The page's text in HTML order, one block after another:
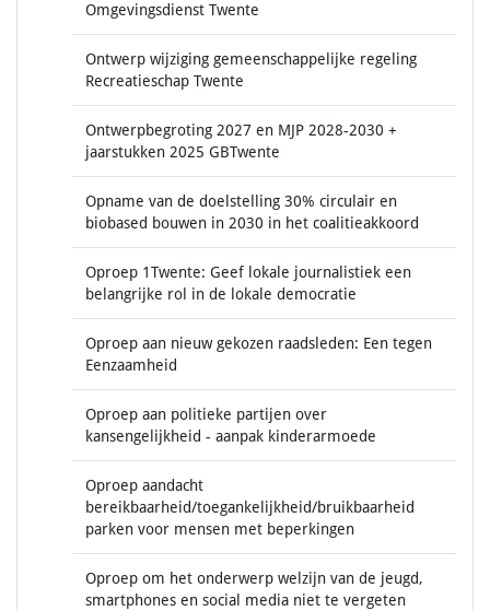
Omgevingsdienst Twente
Ontwerp wijziging gemeenschappelijke regeling
Recreatieschap Twente
Ontwerpbegroting 2027 en MJP 2028-2030 +
jaarstukken 2025 GBTwente
Opname van de doelstelling 30% circulair en
biobased bouwen in 2030 in het coalitieakkoord
Oproep 1Twente: Geef lokale journalistiek een
belangrijke rol in de lokale democratie
Oproep aan nieuw gekozen raadsleden: Een tegen
Eenzaamheid
Oproep aan politieke partijen over
kansengelijkheid - aanpak kinderarmoede
Oproep aandacht
bereikbaarheid/toegankelijkheid/bruikbaarheid
parken voor mensen met beperkingen
Oproep om het onderwerp welzijn van de jeugd,
smartphones en social media niet te vergeten